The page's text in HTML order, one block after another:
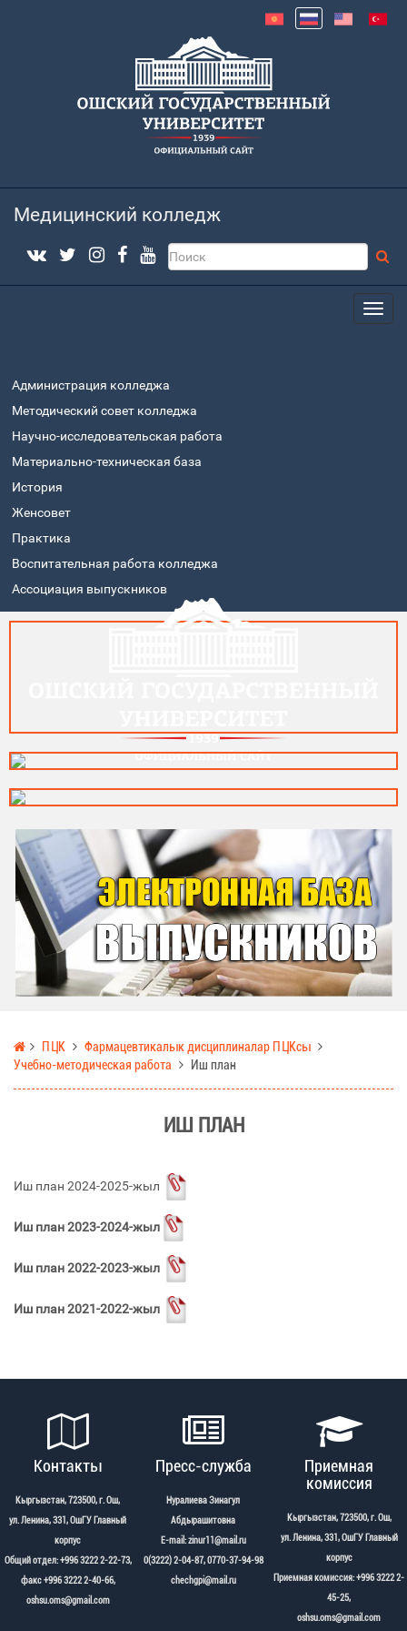
Медицинский колледж
Администрация колледжа
Методический совет колледжа
Научно-исследовательская работа
Материально-техническая база
История
Женсовет
Практика
Воспитательная работа колледжа
Ассоциация выпускников
ПЦК
Фармацевтикалык дисциплиналар ПЦКсы
Учебно-методическая работа
Иш план
ИШ ПЛАН
Иш план 2024-2025-жыл
Иш план 2023-2024-жыл
Иш план 2022-2023-жыл
Иш план 2021-2022-жыл
Контакты
Кыргызстан, 723500, г. Ош,
ул. Ленина, 331, ОшГУ Главный
корпус
Общий отдел: +996 3222 2-22-73,
факс +996 3222 2-40-66,
oshsu.oms@gmail.com
Пресс-служба
Нуралиева Зинагул
Абдырашитовна
Е-mail: zinur11@mail.ru
0(3222) 2-04-87, 0770-37-94-98
chechgpi@mail.ru
Приемная
комиссия
Кыргызстан, 723500, г. Ош,
ул. Ленина, 331, ОшГУ Главный
корпус
Приемная комиссия: +996 3222 2-
45-25,
oshsu.oms@gmail.com